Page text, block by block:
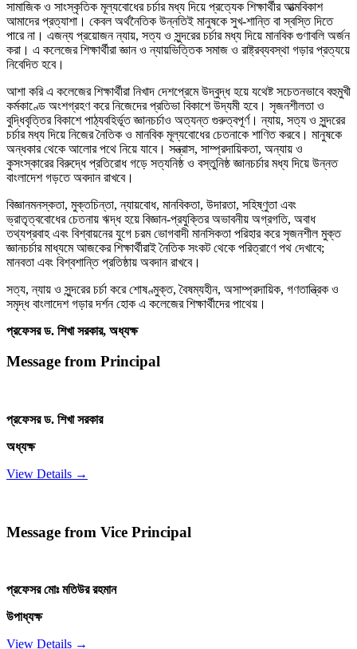
সামাজিক ও সাংস্কৃতিক মূল্যবোধের চর্চার মধ্য দিয়ে প্রত্যেক শিক্ষার্থীর আত্মবিকাশ
আমাদের প্রত্যাশা। কেবল অর্থনৈতিক উন্নতিই মানুষকে সুখ-শান্তি বা স্বস্তি দিতে
পারে না। এজন্য প্রয়োজন ন্যায়, সত্য ও সুন্দরের চর্চার মধ্য দিয়ে মানবিক গুণাবলি অর্জন
করা। এ কলেজের শিক্ষার্থীরা জ্ঞান ও ন্যায়ভিত্তিক সমাজ ও রাষ্ট্রব্যবস্থা গড়ার প্রত্যয়ে
নিবেদিত হবে।
আশা করি এ কলেজের শিক্ষার্থীরা নিখাদ দেশপ্রেমে উদ্বুদ্ধ হয়ে যথেষ্ট সচেতনভাবে বহুমুখী
কর্মকাণ্ডে অংশগ্রহণ করে নিজেদের প্রতিভা বিকাশে উদ্যমী হবে। সৃজনশীলতা ও
বুদ্ধিবৃত্তির বিকাশে পাঠ্যবহির্ভূত জ্ঞানচর্চাও অত্যন্ত গুরুত্বপূর্ণ। ন্যায়, সত্য ও সুন্দরের
চর্চার মধ্য দিয়ে নিজের নৈতিক ও মানবিক মূল্যবোধের চেতনাকে শাণিত করবে। মানুষকে
অন্ধকার থেকে আলোর পথে নিয়ে যাবে। সন্ত্রাস, সাম্প্রদায়িকতা, অন্যায় ও
কুসংস্কারের বিরুদ্ধে প্রতিরোধ গড়ে সত্যনিষ্ঠ ও বস্তুনিষ্ঠ জ্ঞানচর্চার মধ্য দিয়ে উন্নত
বাংলাদেশ গড়তে অবদান রাখবে।
বিজ্ঞানমনস্কতা, মুক্তচিন্তা, ন্যায়বোধ, মানবিকতা, উদারতা, সহিষ্ণুতা এবং
ভ্রাতৃত্ববোধের চেতনায় ঋদ্ধ হয়ে বিজ্ঞান-প্রযুক্তির অভাবনীয় অগ্রগতি, অবাধ
তথ্যপ্রবাহ এবং বিশ্বায়নের যুগে চরম ভোগবাদী মানসিকতা পরিহার করে সৃজনশীল মুক্ত
জ্ঞানচর্চার মাধ্যমে আজকের শিক্ষার্থীরাই নৈতিক সংকট থেকে পরিত্রাণে পথ দেখাবে;
মানবতা এবং বিশ্বশান্তি প্রতিষ্ঠায় অবদান রাখবে।
সত্য, ন্যায় ও সুন্দরের চর্চা করে শোষণ্মুক্ত, বৈষম্যহীন, অসাম্প্রদায়িক, গণতান্ত্রিক ও
সমৃদ্ধ বাংলাদেশ গড়ার দর্শন হোক এ কলেজের শিক্ষার্থীদের পাথেয়।
প্রফেসর ড. শিখা সরকার, অধ্যক্ষ
Message from Principal
প্রফেসর ড. শিখা সরকার
অধ্যক্ষ
View Details →
Message from Vice Principal
প্রফেসর মোঃ মতিউর রহমান
উপাধ্যক্ষ
View Details →